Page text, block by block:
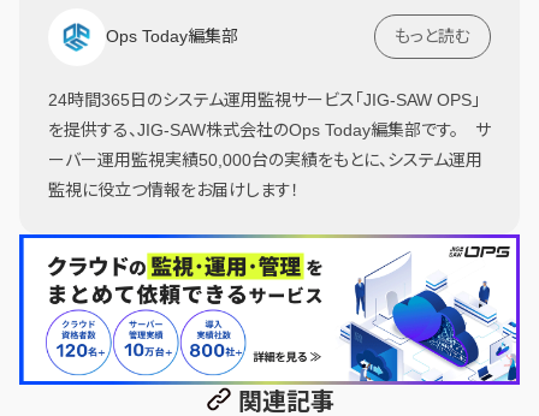
Ops Today編集部 もっと読む
24時間365日のシステム運用監視サービス「JIG-SAW OPS」
を提供する、JIG-SAW株式会社のOps Today編集部です。 サ
ーバー運用監視実績50,000台の実績をもとに、システム運用
監視に役立つ情報をお届けします！
関連記事